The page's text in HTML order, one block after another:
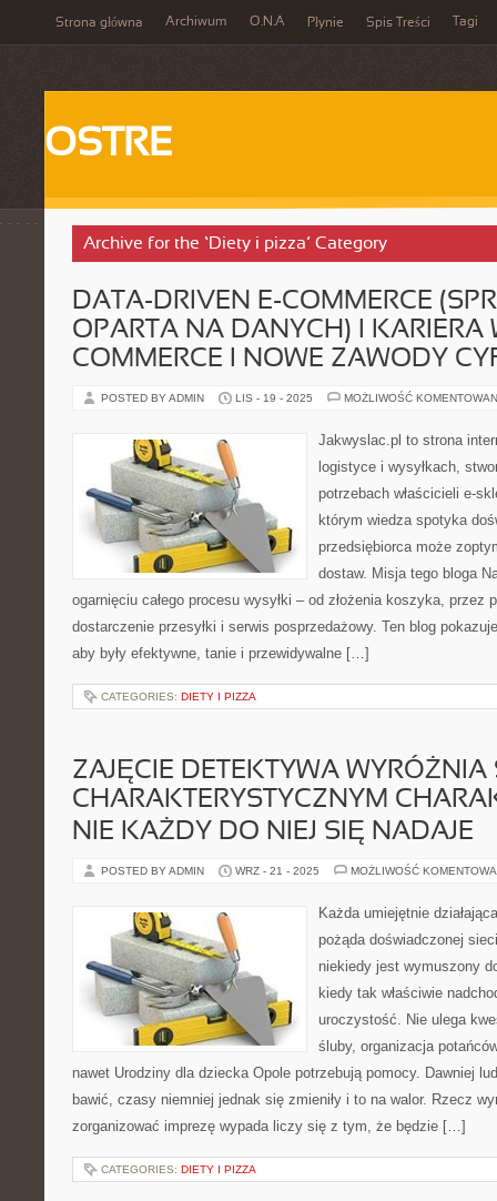
Strona główna Archiwum O.N.A Płynie Spis Treści Tagi
OSTRE
Archive for the ‘Diety i pizza’ Category
DATA-DRIVEN E-COMMERCE
OPARTA NA DANYCH) I KARIERA
COMMERCE I NOWE ZAWODY
POSTED BY ADMIN LIS - 19 - 2025 MOŻLIWOŚĆ
Jakwyslac.pl to strona
logistyce i wysyłkach,
potrzebach właścicieli e-
którym wiedza spotyka
przedsiębiorca może
dostaw. Misja tego bloga
ogarnięciu całego procesu wysyłki – od złożenia koszyka, przez
dostarczenie przesyłki i serwis posprzedażowy. Ten blog
aby były efektywne, tanie i przewidywalne […]
CATEGORIES: DIETY I PIZZA
ZAJĘCIE DETEKTYWA WYRÓŻNIA
CHARAKTERYSTYCZNYM
NIE KAŻDY DO NIEJ SIĘ NADAJE
POSTED BY ADMIN WRZ - 21 - 2025 MOŻLIWOŚĆ
Każda umiejętnie
pożąda doświadczonej
niekiedy jest wymuszony
kiedy tak właściwie
uroczystość. Nie ulega
śluby, organizacja
nawet Urodziny dla dziecka Opole potrzebują pomocy. Dawniej
bawić, czasy niemniej jednak się zmieniły i to na walor. Rzecz
zorganizować imprezę wypada liczy się z tym, że będzie […]
CATEGORIES: DIETY I PIZZA